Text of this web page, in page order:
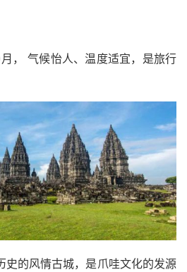
， 气候怡人、温度适宜，是旅行
史的风情古城，是爪哇文化的发源